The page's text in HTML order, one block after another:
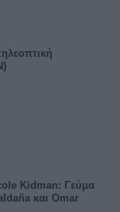
Kidman: Γεύμα
και Omar